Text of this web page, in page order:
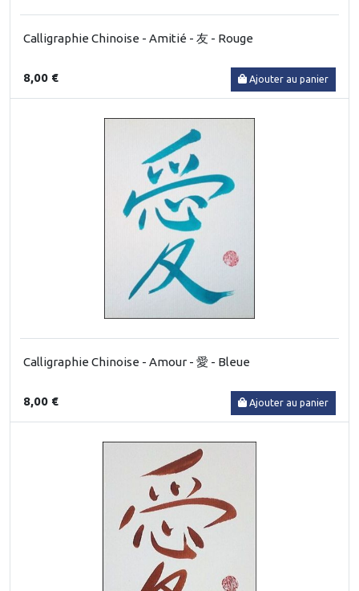
Calligraphie Chinoise - Amitié - 友 - Rouge
8,00 € Ajouter au panier
Calligraphie Chinoise - Amour - 愛 - Bleue
8,00 € Ajouter au panier